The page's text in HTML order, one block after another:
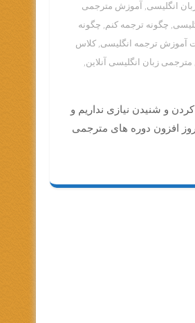
انگلیسی, آموزش مترجمی
, چگونه ترجمه کنم, چگونه
آموزش ترجمه انگلیسی, کلاس
زبان انگلیسی آنلاین,
و شنیدن نیازی نداریم و
افزون دوره های مترجمی